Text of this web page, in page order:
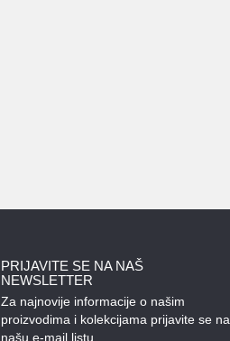
PRIJAVITE SE NA NAŠ
NEWSLETTER
Za najnovije informacije o našim
proizvodima i kolekcijama prijavite se na
našu e-mail listu.